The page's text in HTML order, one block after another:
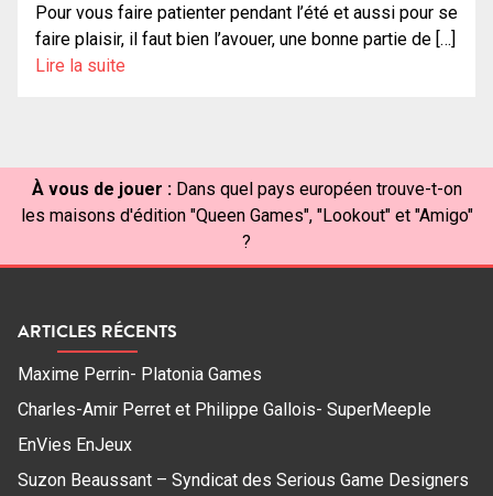
Pour vous faire patienter pendant l’été et aussi pour se
faire plaisir, il faut bien l’avouer, une bonne partie de […]
Lire la suite
À vous de jouer : Dans quel pays européen trouve-t-on
les maisons d'édition "Queen Games", "Lookout" et "Amigo"
?
ARTICLES RÉCENTS
Maxime Perrin- Platonia Games
Charles-Amir Perret et Philippe Gallois- SuperMeeple
EnVies EnJeux
Suzon Beaussant – Syndicat des Serious Game Designers